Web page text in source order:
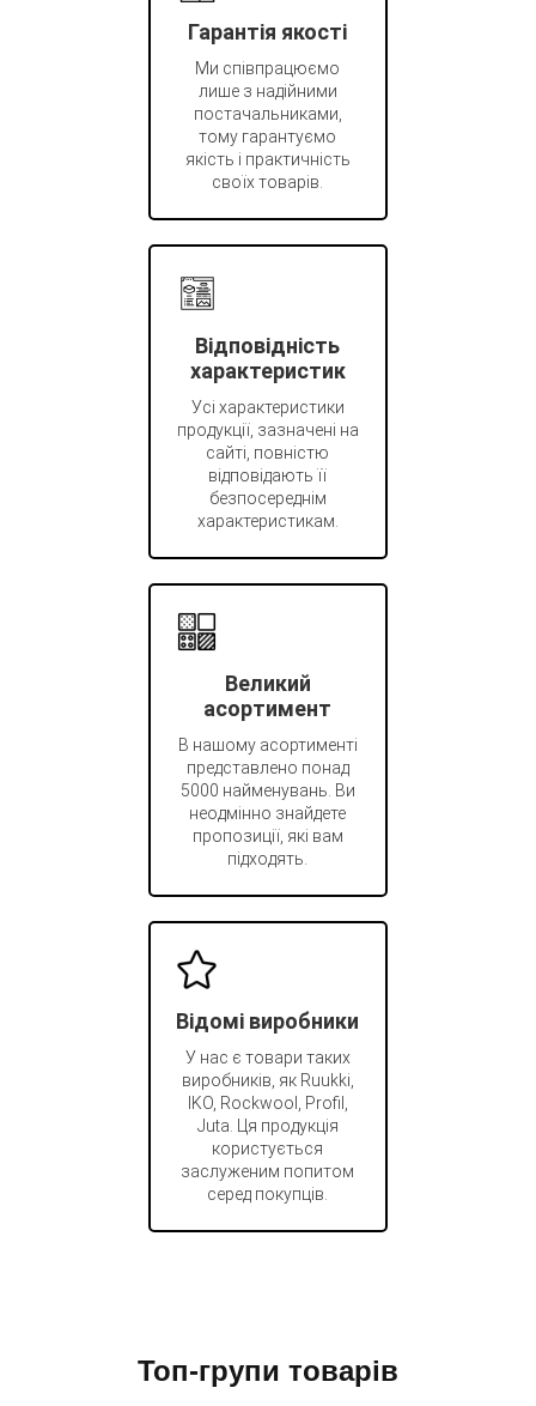
Гарантія якості
Ми співпрацюємо
лише з надійними
постачальниками,
тому гарантуємо
якість і практичність
своїх товарів.
Відповідність
характеристик
Усі характеристики
продукції, зазначені на
сайті, повністю
відповідають її
безпосереднім
характеристикам.
Великий
асортимент
В нашому асортименті
представлено понад
5000 найменувань. Ви
неодмінно знайдете
пропозиції, які вам
підходять.
Відомі виробники
У нас є товари таких
виробників, як Ruukki,
IKO, Rockwool, Profil,
Juta. Ця продукція
користується
заслуженим попитом
серед покупців.
Топ-групи товарів